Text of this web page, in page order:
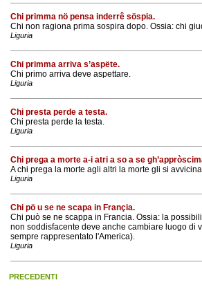
Chi primma nö pensa inderrê söspia.
Chi non ragiona prima sospira dopo. Ossia: chi
Liguria
Chi primma arriva s’aspëte.
Chi primo arriva deve aspettare.
Liguria
Chi presta perde a testa.
Chi presta perde la testa.
Liguria
Chi prega a morte a-i atri a so a se
A chi prega la morte agli altri la morte gli si avvicina.
Liguria
Chi pö u se ne scapa in Françia.
Chi può se ne scappa in Francia. Ossia: la
non soddisfacente deve anche cambiare luogo di
sempre rappresentato l'America).
Liguria
PRECEDENTI